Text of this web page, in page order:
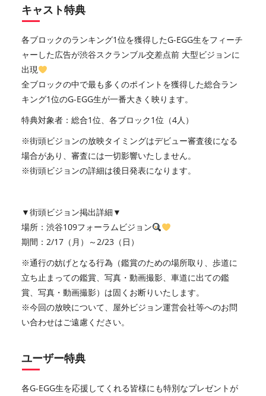
キャスト特典
各ブロックのランキング1位を獲得したG-EGG生をフィーチ
ャーした広告が渋谷スクランブル交差点前 大型ビジョンに
出現
全ブロックの中で最も多くのポイントを獲得した総合ラン
キング1位のG-EGG生が一番大きく映ります。
特典対象者：総合1位、各ブロック1位（4人）
※街頭ビジョンの放映タイミングはデビュー審査後になる
場合があり、審査には一切影響いたしません。
※街頭ビジョンの詳細は後日発表になります。
▼街頭ビジョン掲出詳細▼
場所：渋谷109フォーラムビジョン
期間：2/17（月）～2/23（日）
※通行の妨げとなる行為（鑑賞のための場所取り、歩道に
立ち止まっての鑑賞、写真・動画撮影、車道に出ての鑑
賞、写真・動画撮影）は固くお断りいたします。
※今回の放映について、屋外ビジョン運営会社等へのお問
い合わせはご遠慮ください。
ユーザー特典
各G-EGG生を応援してくれる皆様にも特別なプレゼントが